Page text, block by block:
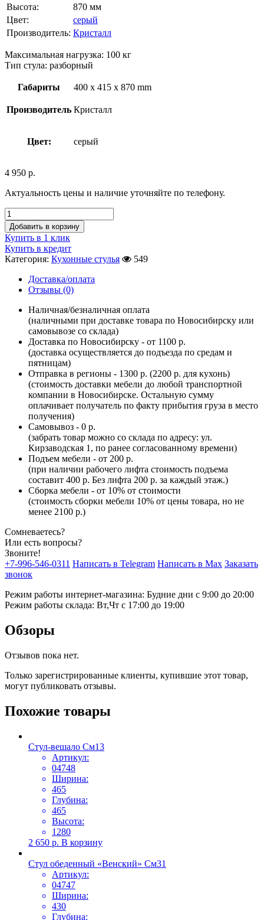
Высота:
870 мм
Цвет:
серый
Производитель: Кристалл
Максимальная нагрузка: 100 кг
Тип стула: разборный
Габариты 400 x 415 x 870 mm
Производитель Кристалл
Цвет: серый
4 950 р.
Актуальность цены и наличие уточняйте по телефону.
Добавить в корзину
Купить в 1 клик
Купить в кредит
Категория: Кухонные стулья
549
Доставка/оплата
Отзывы (0)
Наличная/безналичная оплата
(наличными при доставке товара по Новосибирску или
самовывозе со склада)
Доставка по Новосибирску - от 1100 р.
(доставка осуществляется до подъезда по средам и
пятницам)
Отправка в регионы - 1300 р. (2200 р. для кухонь)
(стоимость доставки мебели до любой транспортной
компании в Новосибирске. Остальную сумму
оплачивает получатель по факту прибытия груза в место
получения)
Самовывоз - 0 р.
(забрать товар можно со склада по адресу: ул.
Кирзаводская 1, по ранее согласованному времени)
Подъем мебели - от 200 р.
(при наличии рабочего лифта стоимость подъема
составит 400 р. Без лифта 200 р. за каждый этаж.)
Сборка мебели - от 10% от стоимости
(стоимость сборки мебели 10% от цены товара, но не
менее 2100 р.)
Сомневаетесь?
Или есть вопросы?
Звоните!
+7-996-546-0311 Написать в Telegram Написать в Max Заказать
звонок
Режим работы интернет-магазина: Будние дни с 9:00 до 20:00
Режим работы склада: Вт,Чт с 17:00 до 19:00
Обзоры
Отзывов пока нет.
Только зарегистрированные клиенты, купившие этот товар,
могут публиковать отзывы.
Похожие товары
Стул-вешало См13
Артикул:
04748
Ширина:
465
Глубина:
465
Высота:
1280
2 650 р. В корзину
Стул обеденный «Венский» См31
Артикул:
04747
Ширина:
430
Глубина: